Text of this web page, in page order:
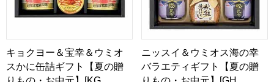
キョクヨー＆宝幸＆ウミオ
スかに缶詰ギフト【夏の贈
ニッスイ＆ウミオス海の幸
バラエティギフト【夏の贈